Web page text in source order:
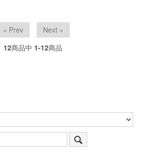
« Prev
Next »
12商品中 1-12商品